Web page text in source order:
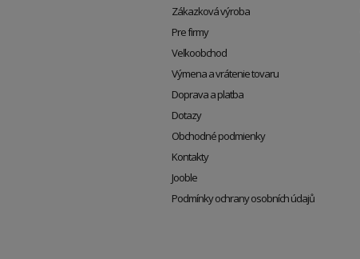
Zákazková výroba
Pre firmy
Veľkoobchod
Výmena a vrátenie tovaru
Doprava a platba
Dotazy
Obchodné podmienky
Kontakty
Jooble
Podmínky ochrany osobních údajů